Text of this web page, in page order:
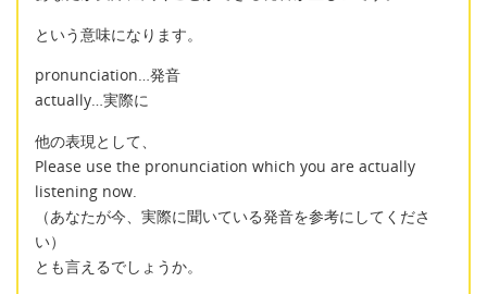
という意味になります。
pronunciation…発音
actually…実際に
他の表現として、
Please use the pronunciation which you are actually
listening now.
（あなたが今、実際に聞いている発音を参考にしてくださ
い）
とも言えるでしょうか。